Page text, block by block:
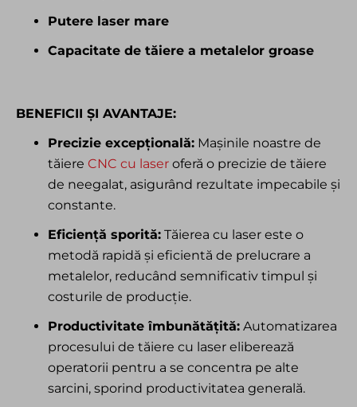
Putere laser mare
Capacitate de tăiere a metalelor groase
BENEFICII ȘI AVANTAJE:
Precizie excepțională: Mașinile noastre de
tăiere CNC cu laser oferă o precizie de tăiere
de neegalat, asigurând rezultate impecabile și
constante.
Eficiență sporită: Tăierea cu laser este o
metodă rapidă și eficientă de prelucrare a
metalelor, reducând semnificativ timpul și
costurile de producție.
Productivitate îmbunătățită: Automatizarea
procesului de tăiere cu laser eliberează
operatorii pentru a se concentra pe alte
sarcini, sporind productivitatea generală.